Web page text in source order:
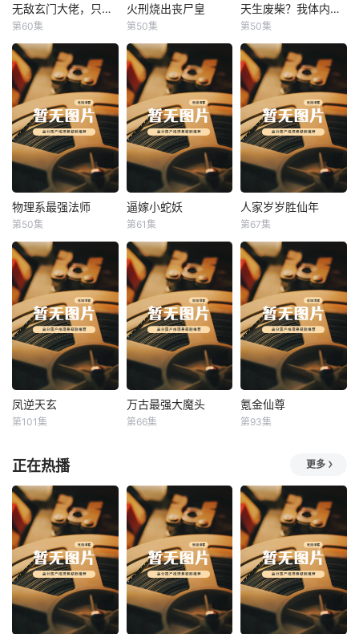
无敌玄门大佬，只听姐姐的话 无敌玄门大佬，只听姐姐的话
第60集
火刑烧出丧尸皇
火刑烧出丧尸皇
第50集
天生废柴？我体内有神血 天生废柴？我体内有神血
第50集
物理系最强法师
物理系最强法师
第50集
逼嫁小蛇妖
逼嫁小蛇妖
第61集
人家岁岁胜仙年
人家岁岁胜仙年
第67集
凤逆天玄
凤逆天玄
第101集
万古最强大魔头
万古最强大魔头
第66集
氪金仙尊
氪金仙尊
第93集
正在热播 更多